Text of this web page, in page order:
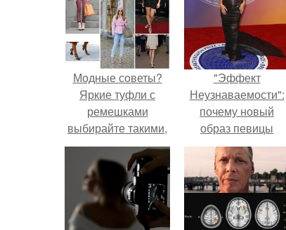
Модные советы?
Яркие туфли с
ремешками
выбирайте такими,
чтобы щиколотка
была открытой.
"Эффект
Неузнаваемости":
почему новый
образ певицы
вызвал споры о
гранях
возможного?